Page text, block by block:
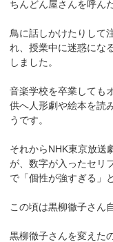
ちんどん屋さんを呼ん
鳥に話しかけたりして
れ、授業中に迷惑にな
しました。
音楽学校を卒業しても
供へ人形劇や絵本を読
うです。
それからNHK東京放送
が、数字が入ったセリ
で「個性が強すぎる」
この頃は黒柳徹子さん
黒柳徹子さんを変えた